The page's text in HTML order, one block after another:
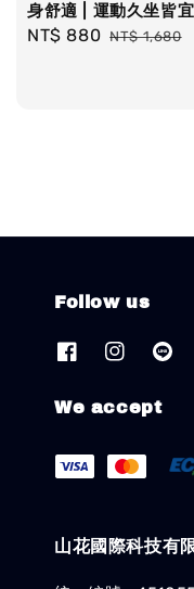
身舒適 | 運動久坐皆宜
Sale
NT$ 880 Regular
NT$ 1,680
Follow us
We accept
山花國際科技有